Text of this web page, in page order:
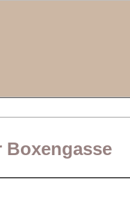
Boxengasse